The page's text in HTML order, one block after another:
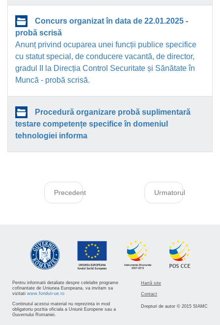
Concurs organizat în data de 22.01.2025 -
probă scrisă
Anunț privind ocuparea unei funcții publice specifice
cu statut special, de conducere vacantă, de director,
gradul II la Direcția Control Securitate și Sănătate în
Muncă - probă scrisă.
Procedură organizare probă suplimentară
testare competențe specifice în domeniul
tehnologiei informa
Precedent Urmatorul
Pentru informatii detaliate despre celelalte programe
cofinantate de Uniunea Europeana, va invitam sa
vizitati www.fonduri-ue.ro
Continutul acestui material nu reprezinta in mod
obligatoriu pozitia oficiala a Uniunii Europene sau a
Guvernului Romaniei.
Hartă site
Contact
Drepturi de autor © 2015 SIAMC